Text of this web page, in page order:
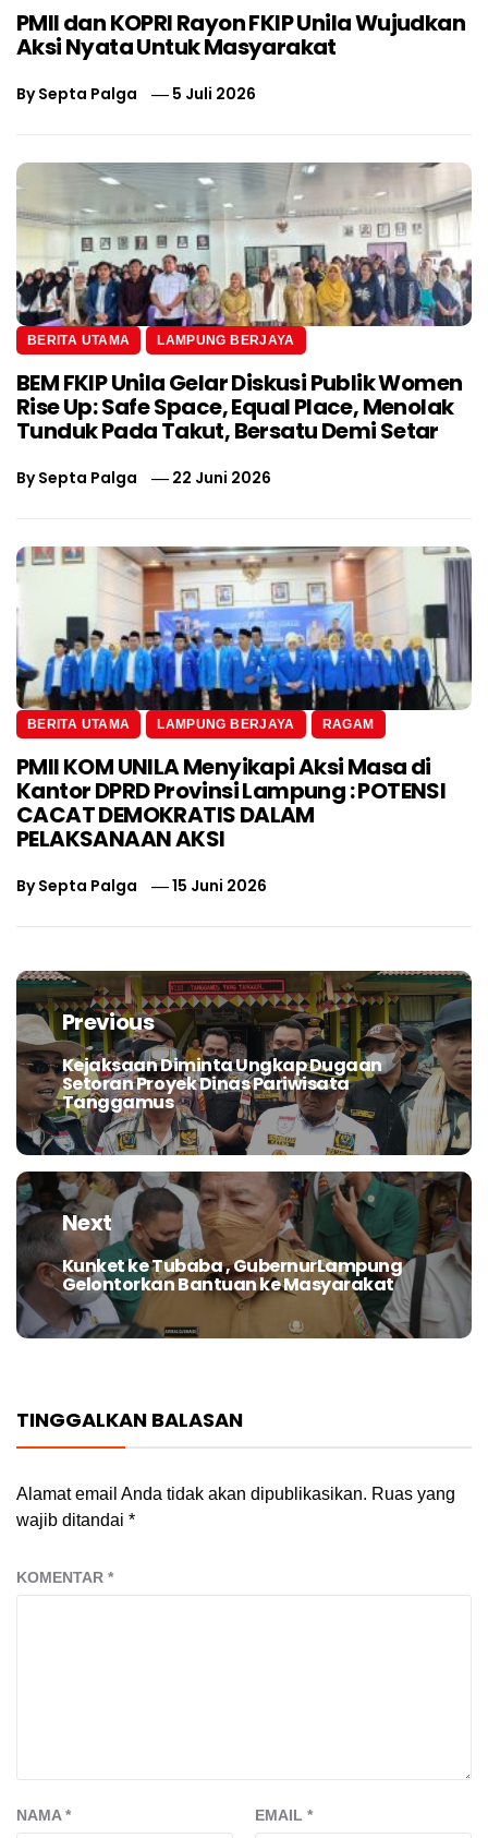
PMII dan KOPRI Rayon FKIP Unila Wujudkan
Aksi Nyata Untuk Masyarakat
BySepta Palga 5 Juli 2026
BERITA UTAMA LAMPUNG BERJAYA
BEM FKIP Unila Gelar Diskusi Publik Women
Rise Up: Safe Space, Equal Place, Menolak
Tunduk Pada Takut, Bersatu Demi Setar
BySepta Palga 22 Juni 2026
BERITA UTAMA LAMPUNG BERJAYA RAGAM
PMII KOM UNILA Menyikapi Aksi Masa di
Kantor DPRD Provinsi Lampung : POTENSI
CACAT DEMOKRATIS DALAM
PELAKSANAAN AKSI
BySepta Palga 15 Juni 2026
Navigasi
posPrevious
Previous
post:
Kejaksaan Diminta Ungkap Dugaan
Setoran Proyek Dinas Pariwisata
Tanggamus
Next
Next
post:
Kunket ke Tubaba , GubernurLampung
Gelontorkan Bantuan ke Masyarakat
TINGGALKAN BALASAN
Alamat email Anda tidak akan dipublikasikan. Ruas yang
wajib ditandai *
KOMENTAR *
NAMA* EMAIL *